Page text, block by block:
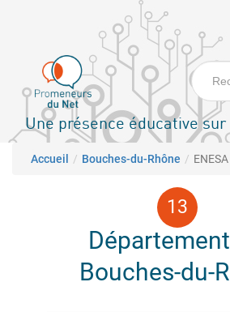
principal
Une présence éducative
Fil d'Ariane
Accueil Bouches-du-Rhône ENESA
Bouches-du-